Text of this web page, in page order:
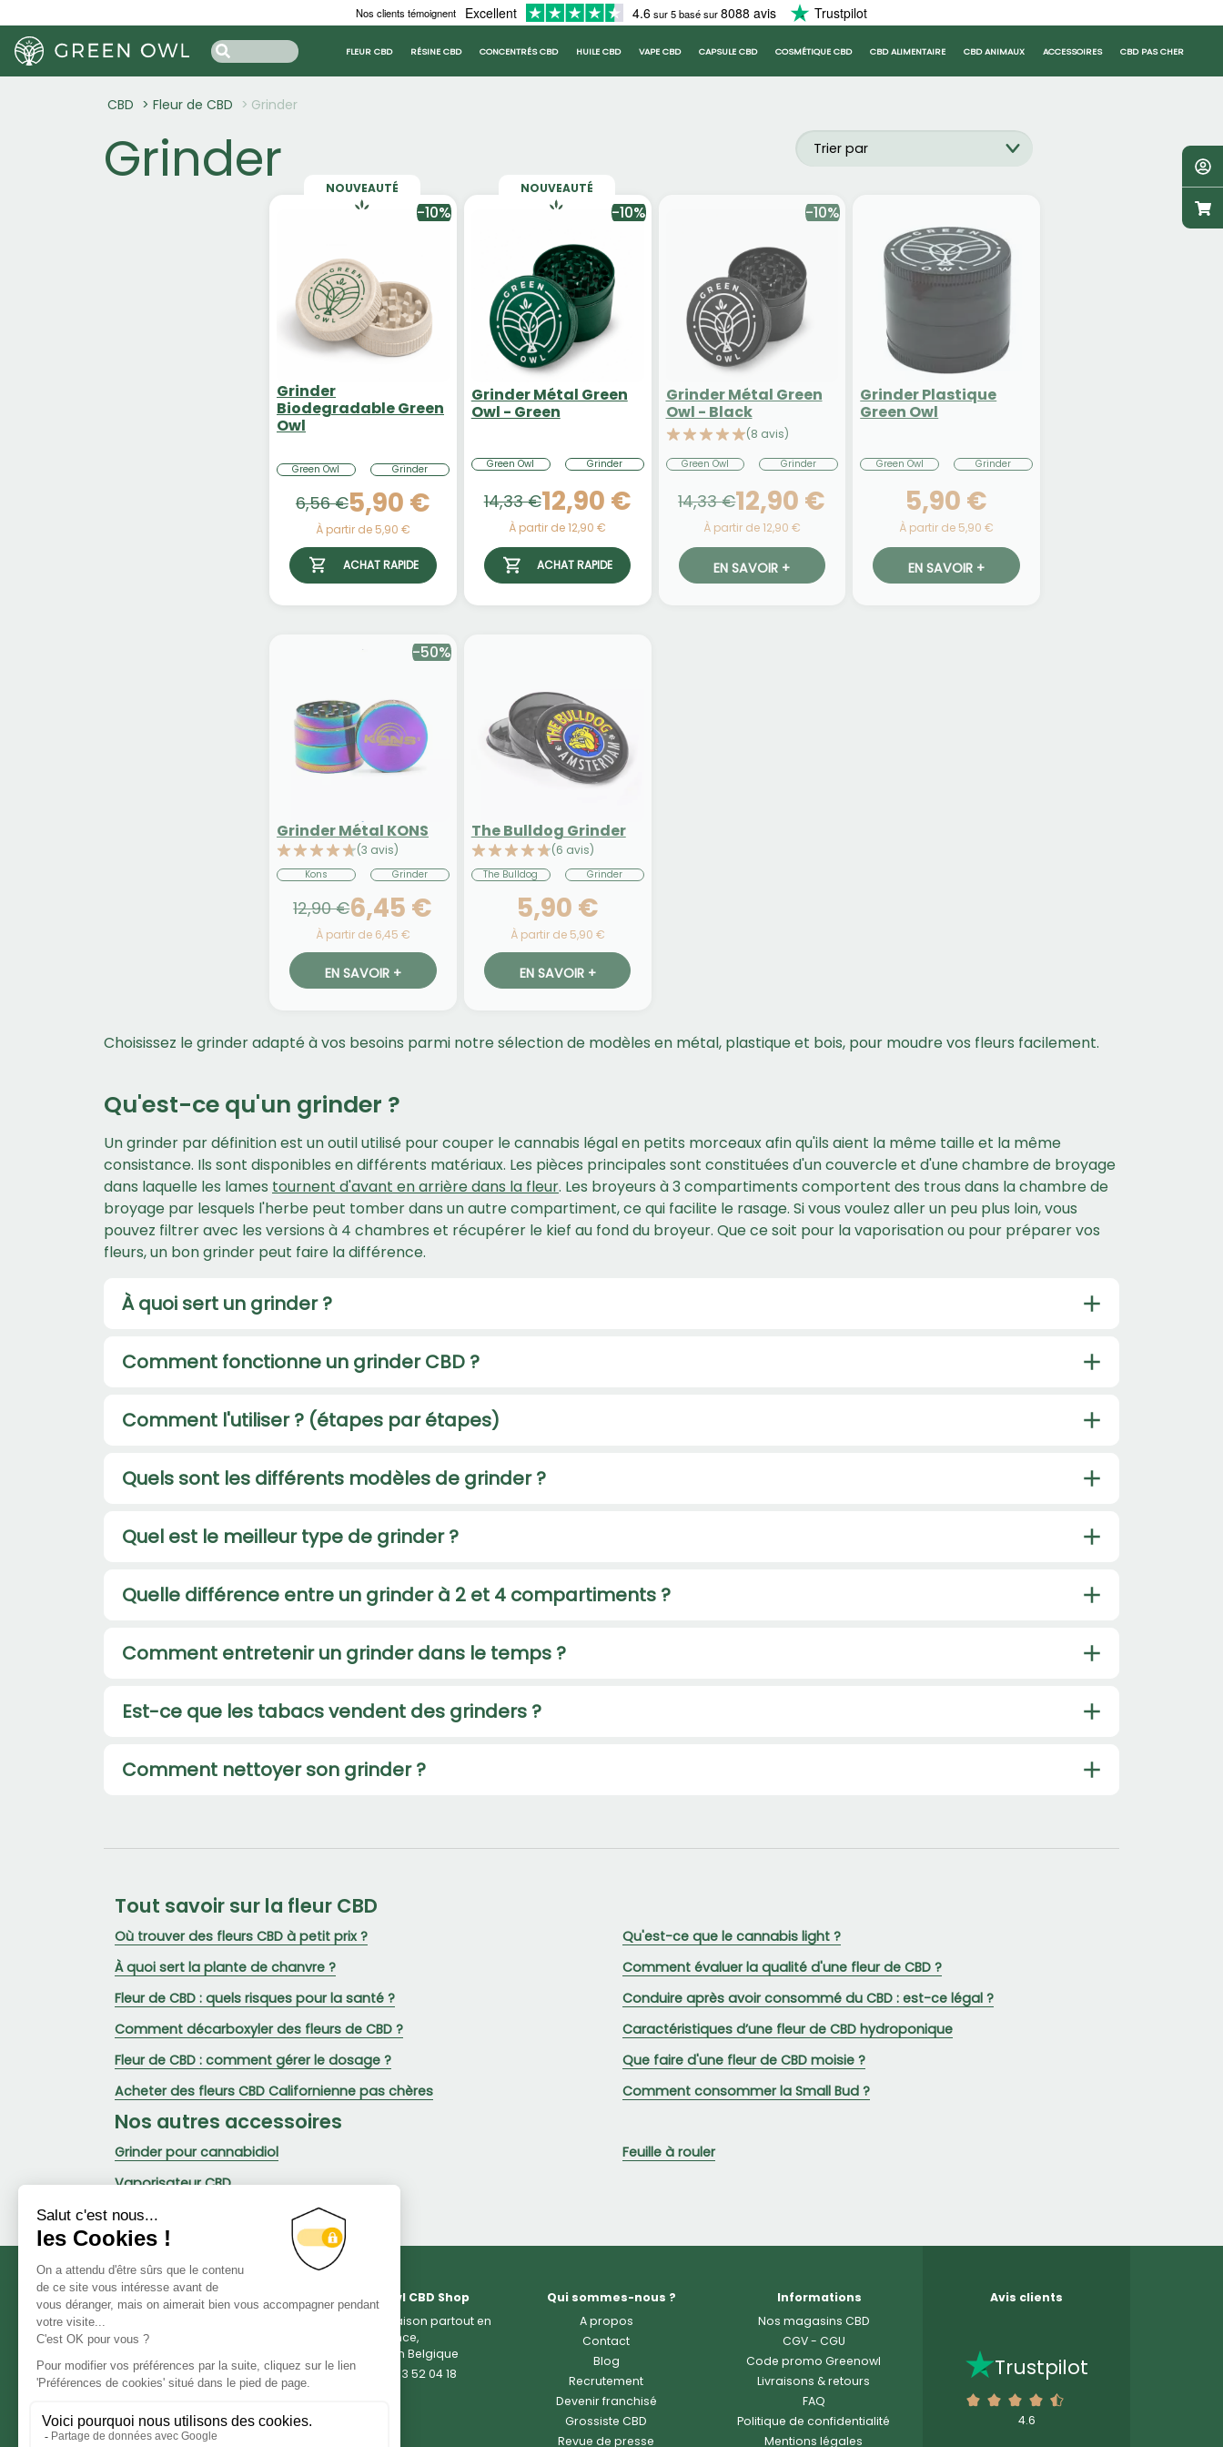
Nos clients témoignent Excellent 4.6sur 5 basé sur8088 avis Trustpilot
FLEUR CBD RÉSINE CBD CONCENTRÉS CBD HUILE CBD VAPE CBD CAPSULE CBD COSMÉTIQUE CBD CBD ALIMENTAIRE CBD ANIMAUX ACCESSOIRES CBD PAS CHER
CBD Fleur de CBD Grinder
Grinder NOUVEAUTÉ
-10%
Grinder
Biodegradable Green
Owl
Green Owl Grinder
6,56 €5,90 €
À partir de 5,90 €
ACHAT RAPIDE
NOUVEAUTÉ
-10%
Grinder Métal Green
Owl - Green
Green Owl Grinder
14,33 €12,90 €
À partir de 12,90 €
ACHAT RAPIDE
-10%
Grinder Métal Green
Owl - Black
(8 avis)
Green Owl Grinder
14,33 €12,90 €
À partir de 12,90 €
EN SAVOIR +
Grinder Plastique
Green Owl
Green Owl Grinder
5,90 €
À partir de 5,90 €
EN SAVOIR +
-50%
Grinder Métal KONS
(3 avis)
Kons Grinder
12,90 €6,45 €
À partir de 6,45 €
EN SAVOIR +
The Bulldog Grinder
(6 avis)
The Bulldog Grinder
5,90 €
À partir de 5,90 €
EN SAVOIR +
Choisissez le grinder adapté à vos besoins parmi notre sélection de modèles en métal, plastique et bois, pour moudre vos fleurs facilement.
Qu'est-ce qu'un grinder ?
Un grinder par définition est un outil utilisé pour couper le cannabis légal en petits morceaux afin qu'ils aient la même taille et la même
consistance. Ils sont disponibles en différents matériaux. Les pièces principales sont constituées d'un couvercle et d'une chambre de broyage
dans laquelle les lames tournent d'avant en arrière dans la fleur. Les broyeurs à 3 compartiments comportent des trous dans la chambre de
broyage par lesquels l'herbe peut tomber dans un autre compartiment, ce qui facilite le rasage. Si vous voulez aller un peu plus loin, vous
pouvez filtrer avec les versions à 4 chambres et récupérer le kief au fond du broyeur. Que ce soit pour la vaporisation ou pour préparer vos
fleurs, un bon grinder peut faire la différence.
À quoi sert un grinder ?
Comment fonctionne un grinder CBD ?
Comment l'utiliser ? (étapes par étapes)
Quels sont les différents modèles de grinder ?
Quel est le meilleur type de grinder ?
Quelle différence entre un grinder à 2 et 4 compartiments ?
Comment entretenir un grinder dans le temps ?
Est-ce que les tabacs vendent des grinders ?
Comment nettoyer son grinder ?
Tout savoir sur la fleur CBD
Où trouver des fleurs CBD à petit prix ?
Qu'est-ce que le cannabis light ?
À quoi sert la plante de chanvre ?
Comment évaluer la qualité d'une fleur de CBD ?
Fleur de CBD : quels risques pour la santé ?
Conduire après avoir consommé du CBD : est-ce légal ?
Comment décarboxyler des fleurs de CBD ?
Caractéristiques d’une fleur de CBD hydroponique
Fleur de CBD : comment gérer le dosage ?
Que faire d'une fleur de CBD moisie ?
Acheter des fleurs CBD Californienne pas chères
Comment consommer la Small Bud ?
Nos autres accessoires
Grinder pour cannabidiol
Feuille à rouler
Vaporisateur CBD
Green Owl CBD Shop
Livraison partout en
France,
et en Belgique
05 33 52 04 18
Qui sommes-nous ?
A propos
Contact
Blog
Recrutement
Devenir franchisé
Grossiste CBD
Revue de presse
Informations
Nos magasins CBD
CGV- CGU
Code promo Greenowl
Livraisons & retours
FAQ
Politique de confidentialité
Mentions légales
Avis clients
Trustpilot
4.6